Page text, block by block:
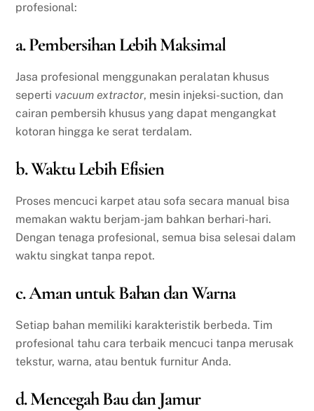
profesional:
a. Pembersihan Lebih Maksimal
Jasa profesional menggunakan peralatan khusus
seperti vacuum extractor, mesin injeksi-suction, dan
cairan pembersih khusus yang dapat mengangkat
kotoran hingga ke serat terdalam.
b. Waktu Lebih Efisien
Proses mencuci karpet atau sofa secara manual bisa
memakan waktu berjam-jam bahkan berhari-hari.
Dengan tenaga profesional, semua bisa selesai dalam
waktu singkat tanpa repot.
c. Aman untuk Bahan dan Warna
Setiap bahan memiliki karakteristik berbeda. Tim
profesional tahu cara terbaik mencuci tanpa merusak
tekstur, warna, atau bentuk furnitur Anda.
d. Mencegah Bau dan Jamur